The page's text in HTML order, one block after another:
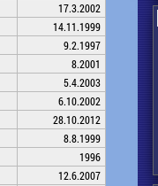
17.3.2002
14.11.1999
9.2.1997
8.2001
5.4.2003
6.10.2002
28.10.2012
8.8.1999
1996
12.6.2007